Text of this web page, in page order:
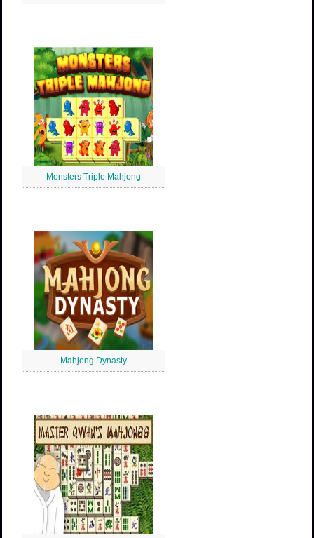
Monsters Triple Mahjong
Mahjong Dynasty